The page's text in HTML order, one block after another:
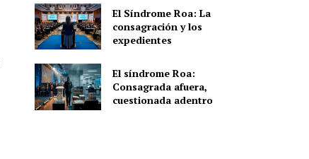
El Síndrome Roa: La
consagración y los
expedientes
El síndrome Roa:
Consagrada afuera,
cuestionada adentro